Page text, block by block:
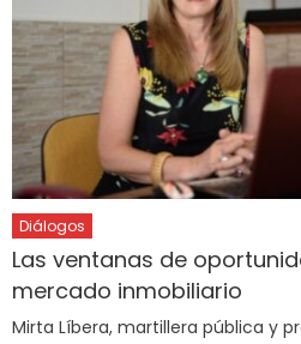
Diálogos
Las ventanas de
mercado inmobiliario
Mirta Líbera, martillera pública y